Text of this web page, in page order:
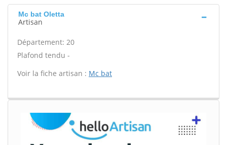
Mc bat Oletta
Artisan
Département: 20
Plafond tendu -
Voir la fiche artisan : Mc bat